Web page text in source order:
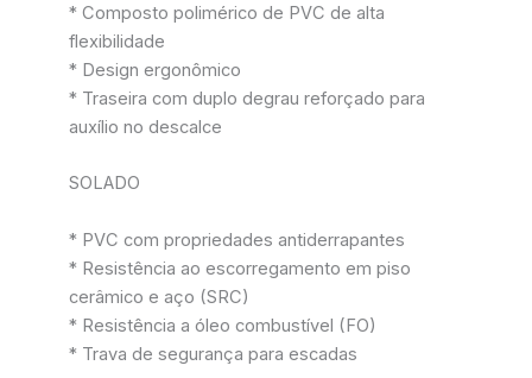
* Composto polimérico de PVC de alta
flexibilidade
* Design ergonômico
* Traseira com duplo degrau reforçado para
auxílio no descalce
SOLADO
* PVC com propriedades antiderrapantes
* Resistência ao escorregamento em piso
cerâmico e aço (SRC)
* Resistência a óleo combustível (FO)
* Trava de segurança para escadas